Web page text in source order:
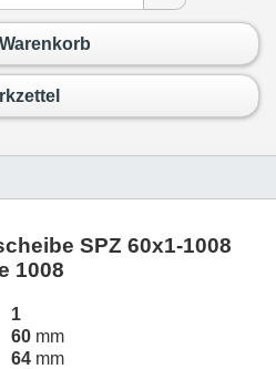
SPZ 60x1-1008
1008
1
60 mm
64 mm